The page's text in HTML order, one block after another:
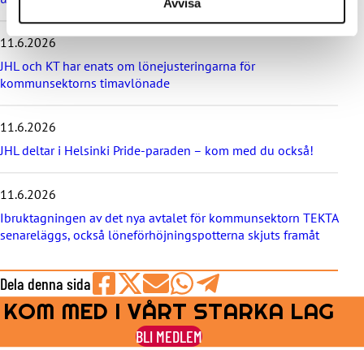
Avvisa
e
n
y
h
e
t
e
n
a
11.6.2026
JHL och KT har enats om lönejusteringarna för
kommunsektorns timavlönade
11.6.2026
JHL deltar i Helsinki Pride-paraden – kom med du också!
11.6.2026
Ibruktagningen av det nya avtalet för kommunsektorn TEKTA
senareläggs, också löneförhöjningspotterna skjuts framåt
Dela denna sida
Share
on
Facebook
Share
on
Share
by
E-
Share
on
WhatsApp
Share
on
Telegram
KOM MED I VÅRT STARKA LAG
BLI MEDLEM